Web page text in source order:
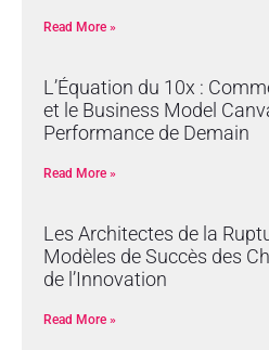
Read More »
L’Équation du 10x :
et le Business Model
Performance de Demain
Read More »
Les Architectes de la
Modèles de Succès des
de l’Innovation
Read More »